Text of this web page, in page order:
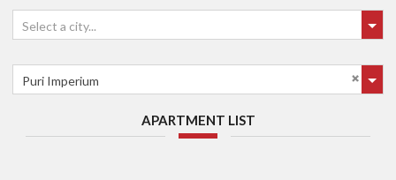
Select a city...
Puri Imperium
APARTMENT LIST